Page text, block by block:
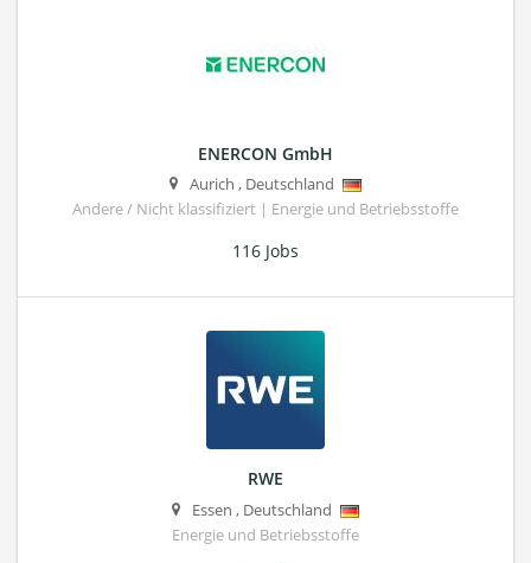
ENERCON GmbH
Aurich , Deutschland
Andere / Nicht klassifiziert | Energie und Betriebsstoffe
116 Jobs
RWE
Essen , Deutschland
Energie und Betriebsstoffe